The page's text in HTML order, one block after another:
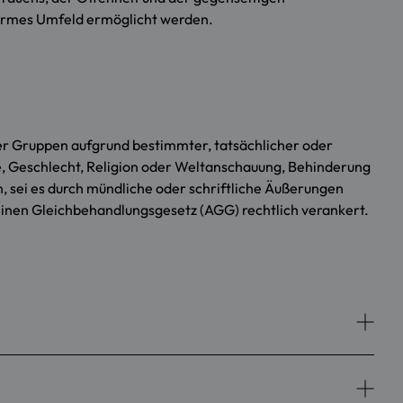
Umfeld ermöglicht werden.
Gruppen aufgrund bestimmter, tatsächlicher oder
Religion oder Weltanschauung, Behinderung
es durch mündliche oder schriftliche Äußerungen
Gleichbehandlungsgesetz (AGG) rechtlich verankert.